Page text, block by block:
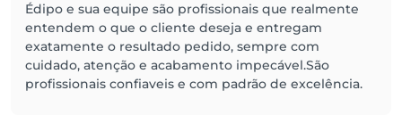
Édipo e sua equipe são profissionais que realmente
entendem o que o cliente deseja e entregam
exatamente o resultado pedido, sempre com
cuidado, atenção e acabamento impecável.São
profissionais confiaveis e com padrão de excelência.